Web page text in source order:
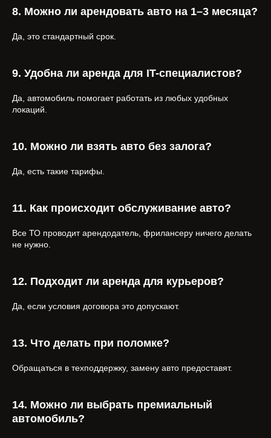
8. Можно ли арендовать авто на 1–3 месяца?
Да, это стандартный срок.
9. Удобна ли аренда для IT-специалистов?
Да, автомобиль помогает работать из любых удобных
локаций.
10. Можно ли взять авто без залога?
Да, есть такие тарифы.
11. Как происходит обслуживание авто?
Все ТО проводит арендодатель, фрилансеру ничего делать
не нужно.
12. Подходит ли аренда для курьеров?
Да, если условия договора это допускают.
13. Что делать при поломке?
Обращаться в техподдержку, замену авто предоставят.
14. Можно ли выбрать премиальный
автомобиль?